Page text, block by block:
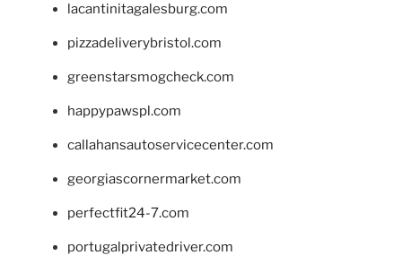
lacantinitagalesburg.com
pizzadeliverybristol.com
greenstarsmogcheck.com
happypawspl.com
callahansautoservicecenter.com
georgiascornermarket.com
perfectfit24-7.com
portugalprivatedriver.com